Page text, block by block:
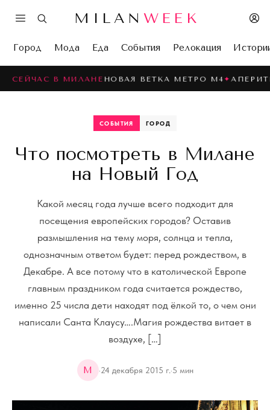
MILAN WEEK
Город Мода Еда События Релокация
В МИЛАНЕНОВАЯ ВЕТКА МЕТРО M4✦АПЕРИТИВО-
СОБЫТИЯ ГОРОД
Что посмотреть в Милане
на Новый Год
Какой месяц года лучше всего подходит для
посещения европейских городов? Оставив
размышления на тему моря, солнца и тепла,
однозначным ответом будет: перед рождеством, в
Декабре. А все потому что в католической Европе
главным праздником года считается рождество,
именно 25 числа дети находят под ёлкой то, о чем они
написали Санта Клаусу….Магия рождества витает в
воздухе, […]
M ·24 декабря 2015 г.·5 мин